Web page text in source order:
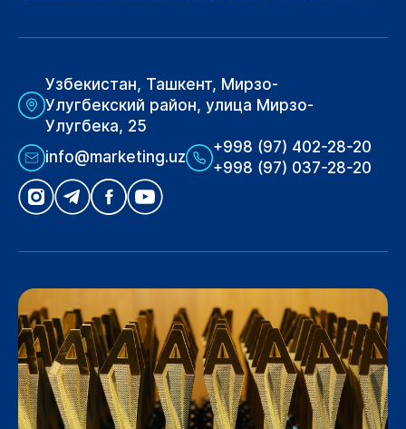
Узбекистан, Ташкент, Мирзо-
Улугбекский район, улица Мирзо-
Улугбека, 25
info@marketing.uz
+998 (97) 402-28-20
+998 (97) 037-28-20